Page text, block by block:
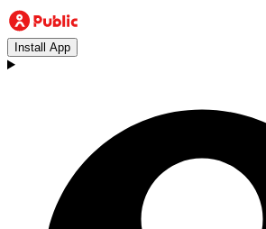
Install App